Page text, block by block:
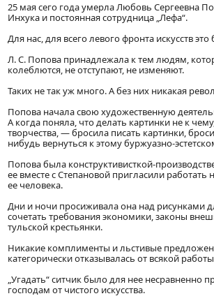
25 мая сего года умерла Любовь Сергеевна
Инхука и постоянная сотрудница „Лефа“.
Для нас, для всего левого фронта искусств
Л. С. Попова принадлежала к тем людям,
колеблются, не отступают, не изменяют.
Таких не так уж много. А без них никакая
Попова начала свою художественную
А когда поняла, что делать картинки не к
творчества, — бросила писать картинки,
нибудь вернуться к этому буржуазно-
Попова была конструктивисткой-
ее вместе с Степановой пригласили
ее человека.
Дни и ночи просиживала она над рисунками
сочетать требования экономики, законы
тульской крестьянки.
Никакие комплименты и льстивые
категорически отказывалась от всякой
„Угадать“ ситчик было для нее несравненно
господам от чистого искусства.